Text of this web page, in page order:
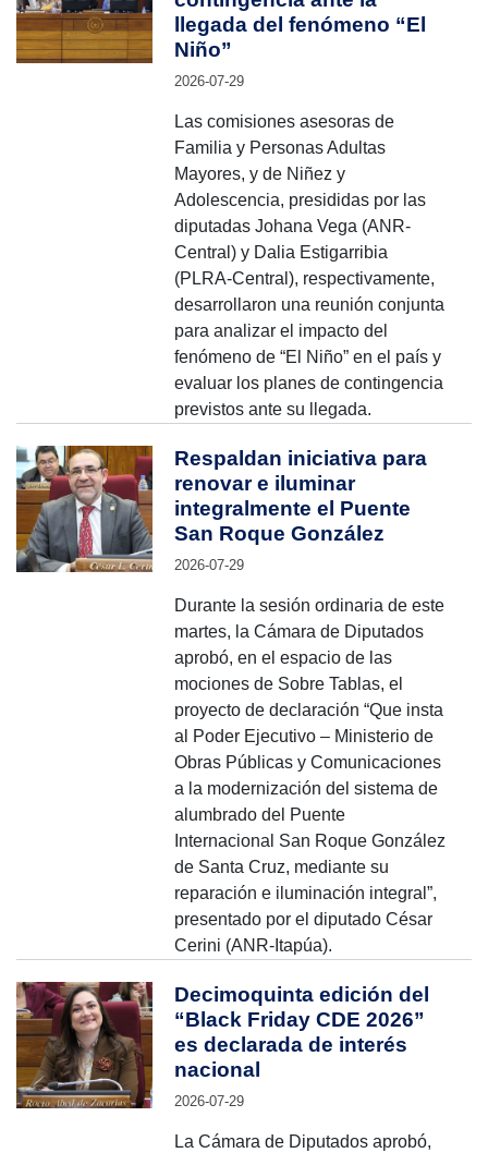
llegada del fenómeno “El
Niño”
2026-07-29
Las comisiones asesoras de
Familia y Personas Adultas
Mayores, y de Niñez y
Adolescencia, presididas por las
diputadas Johana Vega (ANR-
Central) y Dalia Estigarribia
(PLRA-Central), respectivamente,
desarrollaron una reunión conjunta
para analizar el impacto del
fenómeno de “El Niño” en el país y
evaluar los planes de contingencia
previstos ante su llegada.
Respaldan iniciativa para
renovar e iluminar
integralmente el Puente
San Roque González
2026-07-29
Durante la sesión ordinaria de este
martes, la Cámara de Diputados
aprobó, en el espacio de las
mociones de Sobre Tablas, el
proyecto de declaración “Que insta
al Poder Ejecutivo – Ministerio de
Obras Públicas y Comunicaciones
a la modernización del sistema de
alumbrado del Puente
Internacional San Roque González
de Santa Cruz, mediante su
reparación e iluminación integral”,
presentado por el diputado César
Cerini (ANR-Itapúa).
Decimoquinta edición del
“Black Friday CDE 2026”
es declarada de interés
nacional
2026-07-29
La Cámara de Diputados aprobó,